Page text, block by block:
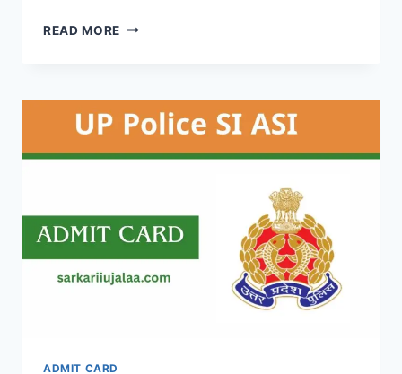
READ MORE RRB
ADMIT
CARD
2026
ADMIT CARD